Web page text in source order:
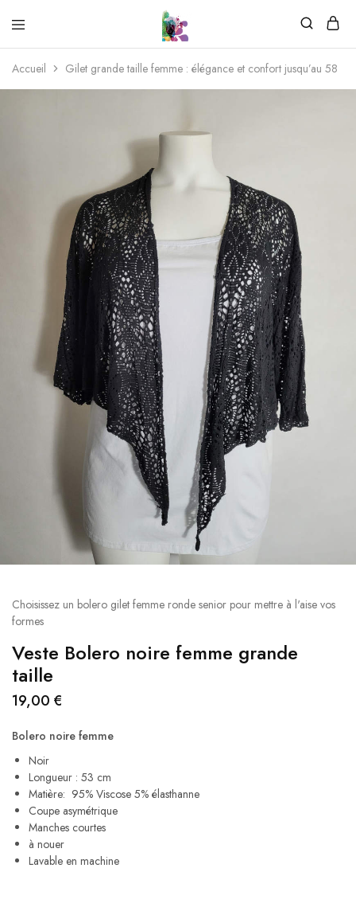
Accueil Gilet grande taille femme : élégance et confort jusqu’au 58
Choisissez un bolero gilet femme ronde senior pour mettre à l'aise vos
formes
Veste Bolero noire femme grande
taille
19,00 €
Bolero noire femme
Noir
Longueur : 53 cm
Matière: 95% Viscose 5% élasthanne
Coupe asymétrique
Manches courtes
à nouer
Lavable en machine